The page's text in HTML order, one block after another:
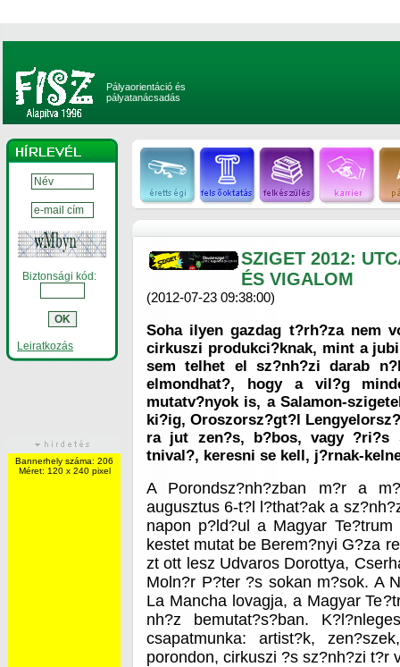
Pályaorientáció és
pályatanácsadás
Biztonsági kód:
Leiratkozás
Bannerhely száma: 206
Méret: 120 x 240 pixel
SZIGET 2012:
ÉS VIGALOM
(2012-07-23 09:38:00)
Soha ilyen gazdag t?rh?za nem
cirkuszi produkci?knak, mint a
sem telhet el sz?nh?zi darab
elmondhat?, hogy a vil?g
mutatv?nyok is, a Salamon-
ki?ig, Oroszorsz?gt?l
ra jut zen?s, b?bos, vagy ?ri?s
tnival?, keresni se kell, j?rnak-
A Porondsz?nh?zban m?r a
augusztus 6-t?l l?that?ak a
napon p?ld?ul a Magyar
kestet mutat be Berem?nyi G?za
zt ott lesz Udvaros Dorottya,
Moln?r P?ter ?s sokan m?sok. A
La Mancha lovagja, a Magyar
nh?z bemutat?s?ban.
csapatmunka: artist?k,
porondon, cirkuszi ?s sz?nh?zi t?r